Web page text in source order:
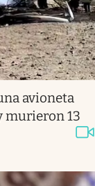
avioneta
murieron 13